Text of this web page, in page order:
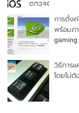
การตั้ง
พร้อมภ
วิธีการ
โดยไม่ต้